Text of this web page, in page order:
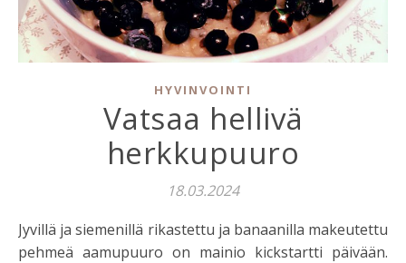
HYVINVOINTI
Vatsaa hellivä
herkkupuuro
18.03.2024
Jyvillä ja siemenillä rikastettu ja banaanilla makeutettu
pehmeä aamupuuro on mainio kickstartti päivään.